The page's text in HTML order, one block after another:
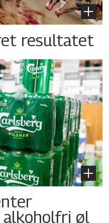
resultatet
øl